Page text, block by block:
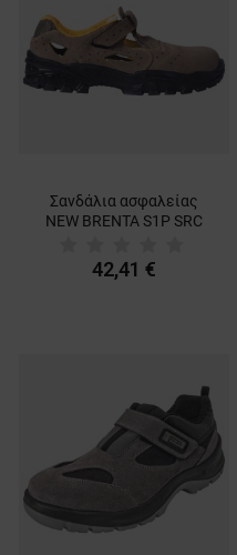
Σανδάλια ασφαλείας
NEW BRENTA S1P SRC
42,41 €